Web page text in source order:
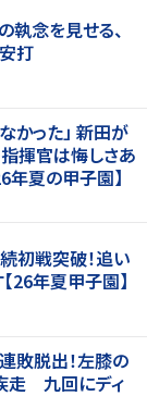
念を見せる、
打
かった」 新田が
揮官は悔しさあ
年夏の甲子園】
初戦突破！追い
26年夏甲子園】
敗脱出！左膝の
走 九回にディ